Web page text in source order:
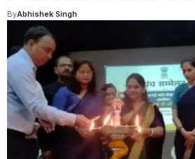
ByAbhishek Singh